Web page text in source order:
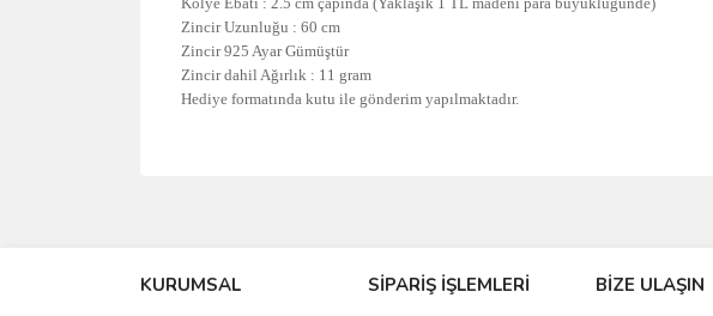
Zincir Uzunluğu : 60 cm
Zincir 925 Ayar Gümüştür
Zincir dahil Ağırlık : 11 gram
Hediye formatında kutu ile gönderim yapılmaktadır.
Ürün resmi kalitesiz, bozuk veya görüntülenemiyor.
KURUMSAL SİPARİŞ İŞLEMLERİ BİZE ULAŞIN